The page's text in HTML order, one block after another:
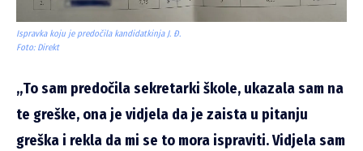
Ispravka koju je predočila kandidatkinja J. Đ.
Foto: Direkt
„To sam predočila sekretarki škole, ukazala sam na
te greške, ona je vidjela da je zaista u pitanju
greška i rekla da mi se to mora ispraviti. Vidjela sam